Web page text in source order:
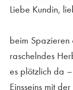
Liebe Kundin,
beim Spazieren
raschelndes
es plötzlich da
Einsseins mit